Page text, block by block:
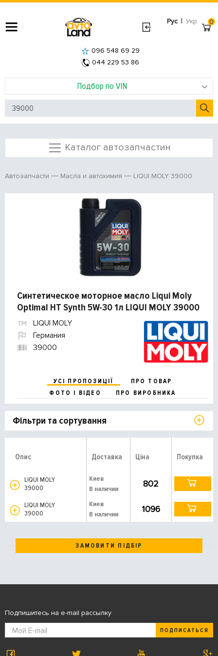
Рус | Укр
Подбор по VIN
096 548 69 29
044 229 53 86
0
Каталог автозапчастин
Автозапчасти Масла и автохимия LIQUI MOLY 39000
Синтетическое моторное масло Liqui Moly
Optimal HT Synth 5W-30 1л LIQUI MOLY 39000
LIQUI MOLY
Германия
39000
УСІ ПРОПОЗИЦІЇ
ПРО ТОВАР
ФОТО І ВІДЕО
ПРО ВИРОБНИКА
Фільтри та сортування
Опис Доставка Ціна Покупка
LIQUI MOLY
39000
Киев
В наличии
802
LIQUI MOLY
39000
Киев
В наличии
1096
ЗАМОВИТИ ПІДБІР
Подпишитесь на e-mail рассылку
ПОДПИСАТЬСЯ